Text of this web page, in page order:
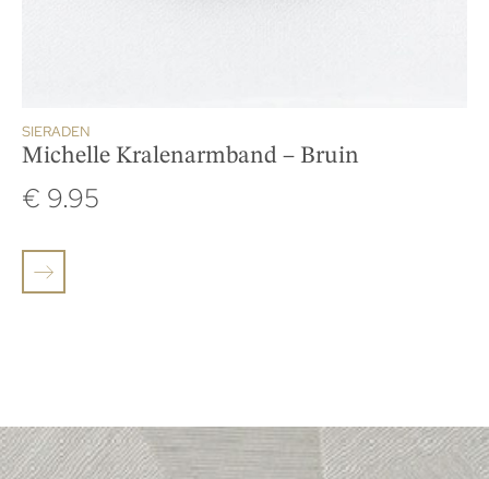
SIERADEN
Michelle Kralenarmband – Bruin
€ 9.95